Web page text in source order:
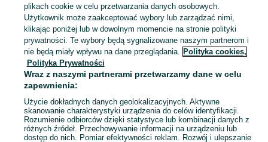
Zobacz
Mapa kategorii
Mapa miejscowości
Mapa ministron
Popularne wyszukiwania
plikach cookie w celu przetwarzania danych osobowych.
Użytkownik może zaakceptować wybory lub zarządzać nimi,
klikając poniżej lub w dowolnym momencie na stronie polityki
prywatności. Te wybory będą sygnalizowane naszym partnerom i
nie będą miały wpływu na dane przeglądania. Polityka cookies,
Polityka Prywatności
Wraz z naszymi partnerami przetwarzamy dane w celu
zapewnienia:
Użycie dokładnych danych geolokalizacyjnych. Aktywne
skanowanie charakterystyki urządzenia do celów identyfikacji.
Rozumienie odbiorców dzięki statystyce lub kombinacji danych z
różnych źródeł. Przechowywanie informacji na urządzeniu lub
dostęp do nich. Pomiar efektywności reklam. Rozwój i ulepszanie